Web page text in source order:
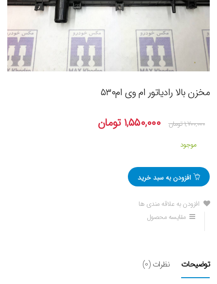
مخزن بالا رادیاتور ام وی ام۵۳۰
۱,۷۰۰,۰۰۰تومان ۱,۵۵۰,۰۰۰ تومان
موجود
افزودن به سبد خرید
افزودن به علاقه مندی ها
مقایسه محصول
توضیحات نظرات (0)